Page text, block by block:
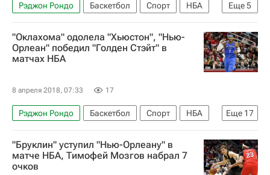
Еще5
Рэджон Рондо Баскетбол Спорт
НБА
Портленд Трэйл Блэйзерс
Нью-Орлеан Пеликанс
Си Джей Макколлум
Никола Миротич
"Оклахома" одолела "Хьюстон", "Нью-
Орлеан" победил "Голден Стэйт" в
матчах НБА
8 апреля 2018, 07:33 17
Еще 17
Рэджон Рондо Баскетбол Спорт
НБА
Сан-Антонио Спёрс
Хьюстон Рокетс
Портленд Трэйл Блэйзерс
Нью-Орлеан Пеликанс
"Бруклин" уступил "Нью-Орлеану" в
матче НБА, Тимофей Мозгов набрал 7
очков